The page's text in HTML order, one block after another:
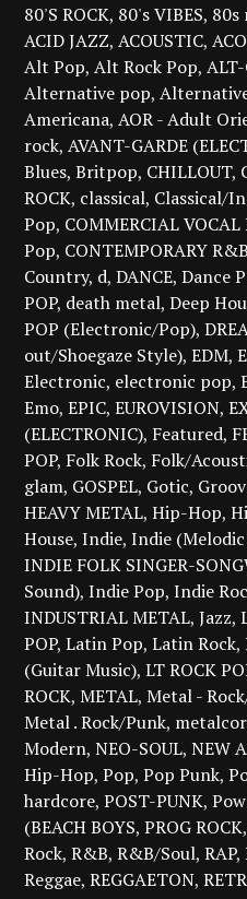
80'S ROCK 80's VIBES 80s
ACID JAZZ ACOUSTIC
Alt Pop Alt Rock Pop
Alternative pop
Americana AOR - Adult
rock AVANT-GARDE
Blues Britpop CHILLOUT
ROCK classical Classical/
Pop COMMERCIAL VOCAL
Pop CONTEMPORARY
Country d DANCE Dance
POP death metal Deep
POP (Electronic/Pop)
out/Shoegaze Style) EDM
Electronic electronic pop
Emo EPIC EUROVISION
(ELECTRONIC) Featured
POP Folk Rock Folk/
glam GOSPEL Gotic
HEAVY METAL Hip-Hop
House Indie Indie
INDIE FOLK SINGER-
Sound) Indie Pop Indie
INDUSTRIAL METAL Jazz
POP Latin Pop Latin Rock
(Guitar Music) LT ROCK
ROCK METAL Metal -
Metal . Rock/Punk
Modern NEO-SOUL NEW
Hip-Hop Pop Pop Punk
hardcore POST-PUNK
(BEACH BOYS PROG ROCK
Rock R&B R&B/Soul RAP
Reggae REGGAETON